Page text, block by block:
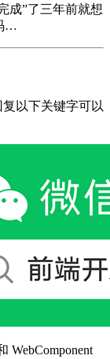
成”了三年前就想
…
以下关键字可以
WebComponent